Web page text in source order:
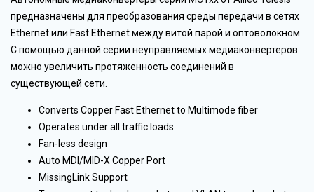
предназначены для преобразования среды передачи в сетях
Ethernet или Fast Ethernet между витой парой и оптоволокном.
С помощью данной серии неуправляемых медиаконвертеров
можно увеличить протяженность соединений в
существующей сети.
Converts Copper Fast Ethernet to Multimode fiber
Operates under all traffic loads
Fan-less design
Auto MDI/MID-X Copper Port
MissingLink Support